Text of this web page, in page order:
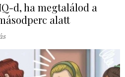
d, ha megtalálod a
alatt